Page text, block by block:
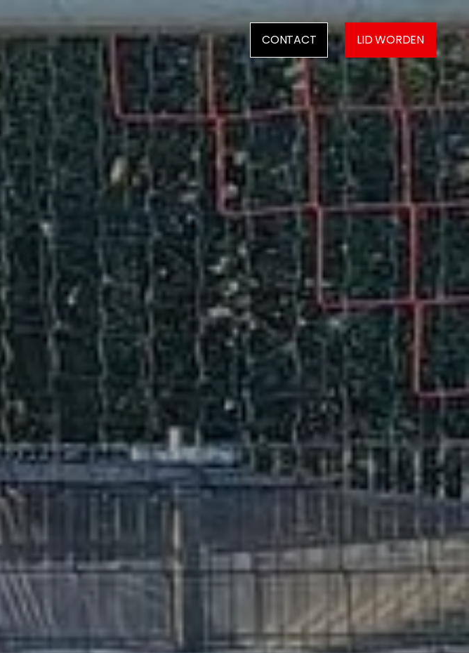
CONTACT LID WORDEN